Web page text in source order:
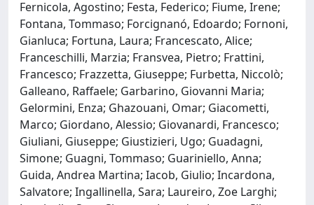
Fernicola, Agostino; Festa, Federico; Fiume, Irene;
Fontana, Tommaso; Forcignanó, Edoardo; Fornoni,
Gianluca; Fortuna, Laura; Francescato, Alice;
Franceschilli, Marzia; Fransvea, Pietro; Frattini,
Francesco; Frazzetta, Giuseppe; Furbetta, Niccolò;
Galleano, Raffaele; Garbarino, Giovanni Maria;
Gelormini, Enza; Ghazouani, Omar; Giacometti,
Marco; Giordano, Alessio; Giovanardi, Francesco;
Giuliani, Giuseppe; Giustizieri, Ugo; Guadagni,
Simone; Guagni, Tommaso; Guariniello, Anna;
Guida, Andrea Martina; Iacob, Giulio; Incardona,
Salvatore; Ingallinella, Sara; Laureiro, Zoe Larghi;